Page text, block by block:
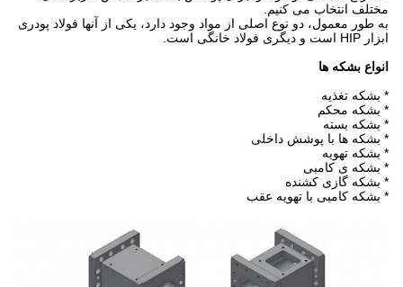
مختلف انتخاب می کنیم.
به طور معمول، دو نوع اصلی از مواد وجود دارد، یکی از آنها فولاد پودری
ابزار HIP است و دیگری فولاد خانگی است.
انواع بشکه ها
* بشکه تغذیه
* بشکه محکم
* بشکه بسته
* بشکه ها با پوشش داخلی
* بشکه تهویه
* بشکه ی کامبی
* بشکه گازی کشنده
* بشکه کامبی با تهویه عقب